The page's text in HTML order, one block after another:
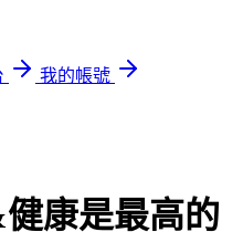
我的帳號
康是最高的